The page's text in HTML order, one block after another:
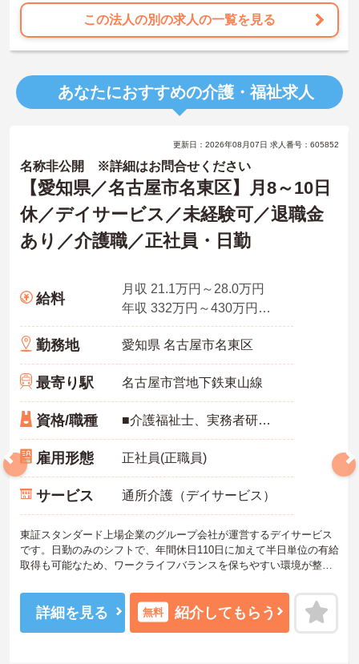
この法人の別の求人の一覧を見る
あなたにおすすめの介護・福祉求人
更新日：2026年08月07日 求人番号：605852
名称非公開 ※詳細はお問合せください
【愛知県／名古屋市名東区】月8～10日
休／デイサービス／未経験可／退職金
あり／介護職／正社員・日勤
給料
月収 21.1万円～28.0万円
年収 332万円～430万円程度
勤務地 愛知県 名古屋市名東区
最寄り駅 名古屋市営地下鉄東山線
資格/職種 ■介護福祉士、実務者研修、介護職員基礎研修（ヘルパー1級）、介護職員初任者研修（ヘルパー2級）修了 ※いずれかの資格をお持ちの方 ■普通自動車免許（AT限定可）がある方は尚歓迎 ■経験不問（デイサービス未経験者可）
雇用形態 正社員(正職員)
サービス 通所介護（デイサービス）
東証スタンダード上場企業のグループ会社が運営するデイサービス
です。日勤のみのシフトで、年間休日110日に加えて半日単位の有給
取得も可能なため、ワークライフバランスを保ちやすい環境が整っ
迎車など、身体的・精神的な負担を軽減する設備が充実していま
す。お子様の成長に合わせて最大130万円が支給されるライフイベン
ト手当や、退職金制度、65歳定年制など、大手グループならではの
詳細を見る 無料 紹介してもらう